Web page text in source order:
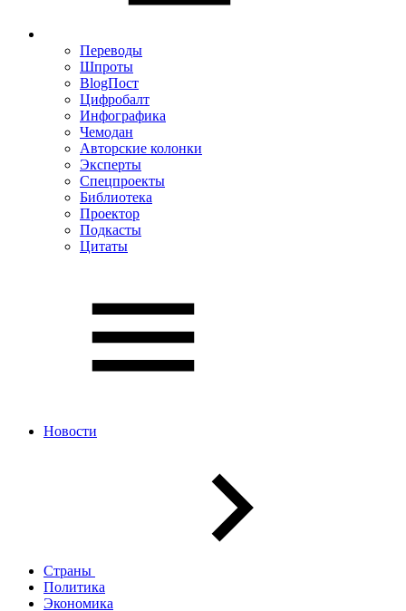
Переводы
Шпроты
BlogПост
Цифробалт
Инфографика
Чемодан
Авторские колонки
Эксперты
Спецпроекты
Библиотека
Проектор
Подкасты
Цитаты
Новости
Страны
Политика
Экономика